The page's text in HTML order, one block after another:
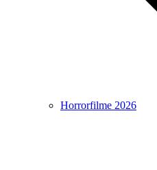
Horrorfilme 2026